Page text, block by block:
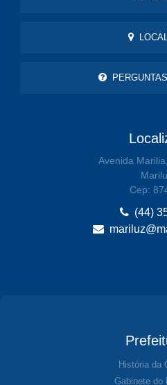
Avenida
Cep:
(44)
História da
Gabinete do